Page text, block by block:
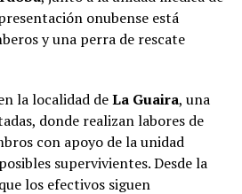
onubense está
y una perra de rescate
la localidad deLa Guaira, una
donde realizan labores de
con apoyo de la unidad
supervivientes. Desde la
los efectivos siguen